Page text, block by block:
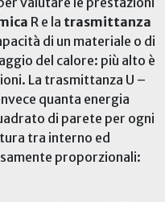
R e la trasmittanza
di un materiale o di
del calore: più alto è
La trasmittanza U –
quanta energia
di parete per ogni
tra interno ed
proporzionali: